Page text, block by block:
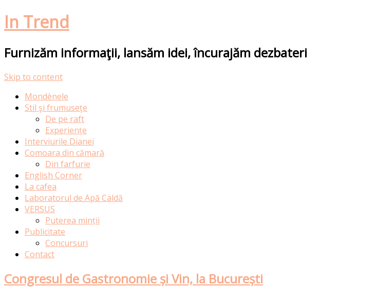
In Trend
Furnizăm informaţii, lansăm idei, încurajăm dezbateri
Skip to content
Mondènele
Stil şi frumuseţe
De pe raft
Experiențe
Interviurile Dianei
Comoara din cămară
Din farfurie
English Corner
La cafea
Laboratorul de Apă Caldă
VERSUS
Puterea minții
Publicitate
Concursuri
Contact
Congresul de Gastronomie și Vin, la București